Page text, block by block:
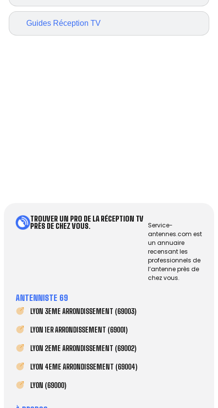
Guides Réception TV
TROUVER UN PRO DE LA RÉCEPTION TV
PRÈS DE CHEZ VOUS.
Service-
antennes.com est
un annuaire
recensant les
professionnels de
l’antenne près de
chez vous.
ANTENNISTE 69
LYON 3EME ARRONDISSEMENT (69003)
LYON 1ER ARRONDISSEMENT (69001)
LYON 2EME ARRONDISSEMENT (69002)
LYON 4EME ARRONDISSEMENT (69004)
LYON (69000)